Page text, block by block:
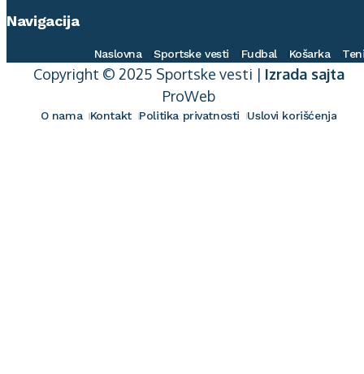
Navigacija
Naslovna Sportske vesti Fudbal Košarka
Copyright © 2025 Sportske vesti | Izrada sajta
ProWeb
O nama Kontakt Politika privatnosti Uslovi korišćenja